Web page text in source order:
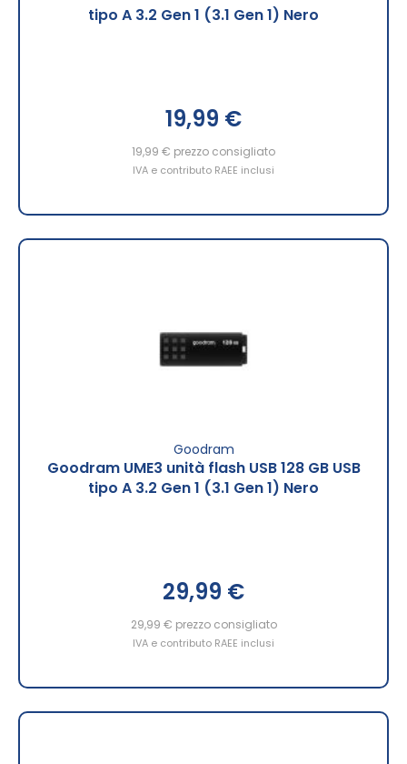
tipo A 3.2 Gen 1 (3.1 Gen 1) Nero
19,99 €
19,99 € prezzo consigliato
IVA e contributo RAEE inclusi
Goodram
Goodram UME3 unità flash USB 128 GB USB
tipo A 3.2 Gen 1 (3.1 Gen 1) Nero
29,99 €
29,99 € prezzo consigliato
IVA e contributo RAEE inclusi